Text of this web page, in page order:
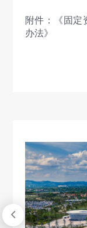
附件：
《固
办法》
